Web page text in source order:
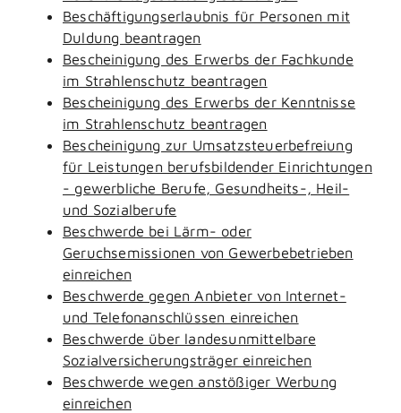
Beschäftigungserlaubnis für Personen mit
Duldung beantragen
Bescheinigung des Erwerbs der Fachkunde
im Strahlenschutz beantragen
Bescheinigung des Erwerbs der Kenntnisse
im Strahlenschutz beantragen
Bescheinigung zur Umsatzsteuerbefreiung
für Leistungen berufsbildender Einrichtungen
- gewerbliche Berufe, Gesundheits-, Heil-
und Sozialberufe
Beschwerde bei Lärm- oder
Geruchsemissionen von Gewerbebetrieben
einreichen
Beschwerde gegen Anbieter von Internet-
und Telefonanschlüssen einreichen
Beschwerde über landesunmittelbare
Sozialversicherungsträger einreichen
Beschwerde wegen anstößiger Werbung
einreichen